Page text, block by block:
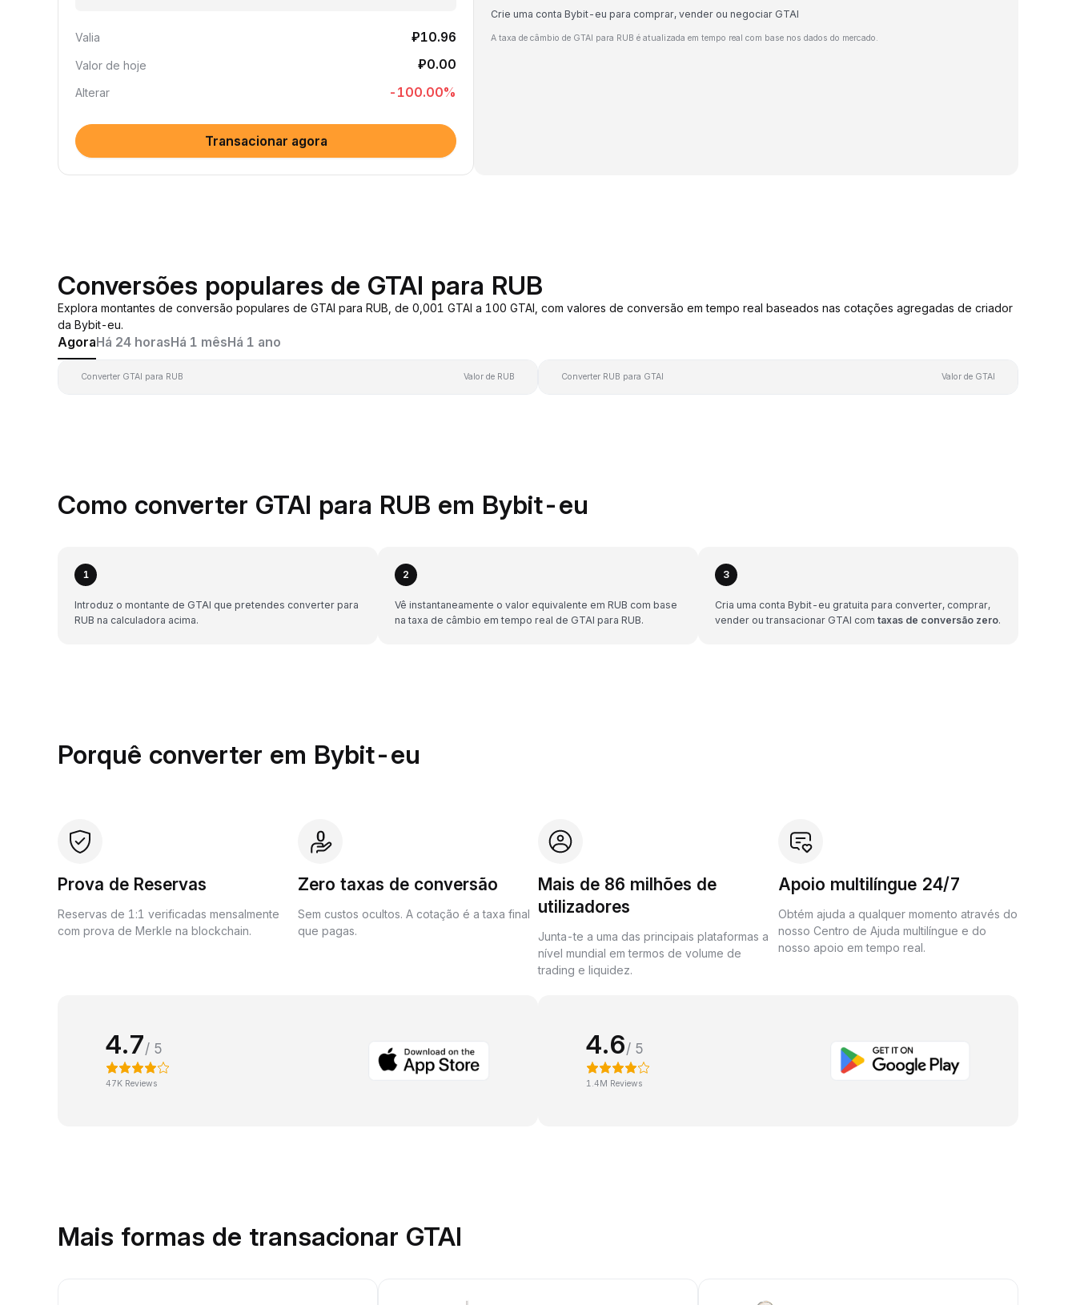
Valia ₽10.96
Valor de hoje ₽0.00
Alterar -100.00%
Transacionar agora
Crie uma conta Bybit-eu para comprar, vender ou negociar GTAI
A taxa de câmbio de GTAI para RUB é atualizada em tempo real com base nos dados do mercado.
Conversões populares de GTAI para RUB
Explora montantes de conversão populares de GTAI para RUB, de 0,001 GTAI a 100 GTAI, com valores de conversão em tempo real baseados nas cotações agregadas de criador
da Bybit-eu.
AgoraHá 24 horasHá 1 mêsHá 1 ano
Converter GTAI para RUB Valor de RUB Converter RUB para GTAI Valor de GTAI
Como converter GTAI para RUB em Bybit-eu
1
Introduz o montante de GTAI que pretendes converter para
RUB na calculadora acima.
2
Vê instantaneamente o valor equivalente em RUB com base
na taxa de câmbio em tempo real de GTAI para RUB.
3
Cria uma conta Bybit-eu gratuita para converter, comprar,
vender ou transacionar GTAI com taxas de conversão zero.
Porquê converter em Bybit-eu
Prova de Reservas
Reservas de 1:1 verificadas mensalmente
com prova de Merkle na blockchain.
Zero taxas de conversão
Sem custos ocultos. A cotação é a taxa final
que pagas.
Mais de 86 milhões de
utilizadores
Junta-te a uma das principais plataformas a
nível mundial em termos de volume de
trading e liquidez.
Apoio multilíngue 24/7
Obtém ajuda a qualquer momento através do
nosso Centro de Ajuda multilíngue e do
nosso apoio em tempo real.
4.7/ 5
47K Reviews
4.6/ 5
1.4M Reviews
Mais formas de transacionar GTAI